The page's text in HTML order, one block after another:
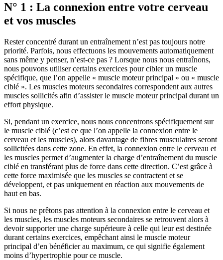
N° 1 : La connexion entre votre cerveau
et vos muscles
Rester concentré durant un entraînement n’est pas toujours notre
priorité. Parfois, nous effectuons les mouvements automatiquement
sans même y penser, n’est-ce pas ? Lorsque nous nous entraînons,
nous pouvons utiliser certains exercices pour cibler un muscle
spécifique, que l’on appelle « muscle moteur principal » ou « muscle
ciblé ». Les muscles moteurs secondaires correspondent aux autres
muscles sollicités afin d’assister le muscle moteur principal durant un
effort physique.
Si, pendant un exercice, nous nous concentrons spécifiquement sur
le muscle ciblé (c’est ce que l’on appelle la connexion entre le
cerveau et les muscles), alors davantage de fibres musculaires seront
sollicitées dans cette zone. En effet, la connexion entre le cerveau et
les muscles permet d’augmenter la charge d’entraînement du muscle
ciblé en transférant plus de force dans cette direction. C’est grâce à
cette force maximisée que les muscles se contractent et se
développent, et pas uniquement en réaction aux mouvements de
haut en bas.
Si nous ne prêtons pas attention à la connexion entre le cerveau et
les muscles, les muscles moteurs secondaires se retrouvent alors à
devoir supporter une charge supérieure à celle qui leur est destinée
durant certains exercices, empêchant ainsi le muscle moteur
principal d’en bénéficier au maximum, ce qui signifie également
moins d’hypertrophie pour ce muscle.